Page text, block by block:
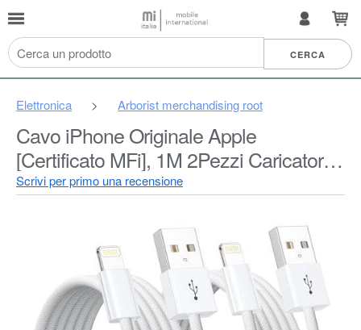
Elettronica > Arborist merchandising root
Cavo iPhone Originale Apple
[Certificato MFi], 1M 2Pezzi Caricatore
iPhone Ricarica Cavetto USB Lightning
Max/Mini/14 13 12 11 XR XS X 8 Plus
8 7 6 SE2020
Scrivi per primo una recensione